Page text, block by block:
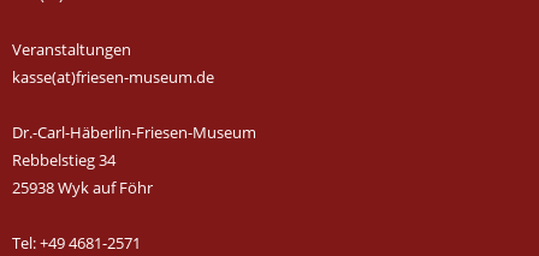
Veranstaltungen
kasse(at)friesen-museum.de
Dr.-Carl-Häberlin-Friesen-Museum
Rebbelstieg 34
25938 Wyk auf Föhr
Tel: +49 4681-2571